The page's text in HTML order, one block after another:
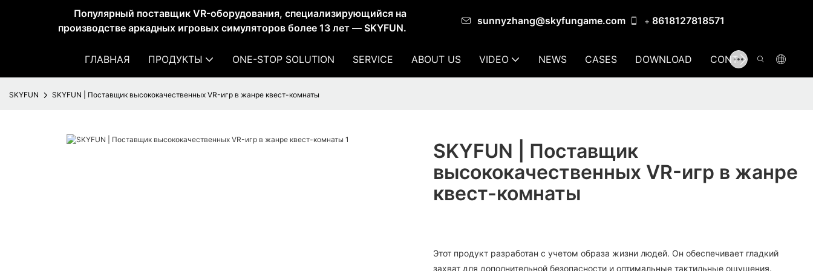
Популярный поставщик VR-оборудования, специализирующийся на
производстве аркадных игровых симуляторов более 13 лет — SKYFUN.
sunnyzhang@skyfungame.com +8618127818571
ГЛАВНАЯ ПРОДУКТЫ ONE-STOP SOLUTION SERVICE ABOUT US VIDEO NEWS CASES DOWNLOAD CONTACT US
SKYFUN SKYFUN | Поставщик высококачественных VR-игр в жанре квест-комнаты
SKYFUN | Поставщик
высококачественных VR-игр в жанре
квест-комнаты
Этот продукт разработан с учетом образа жизни людей. Он обеспечивает гладкий
захват для дополнительной безопасности и оптимальные тактильные ощущения.